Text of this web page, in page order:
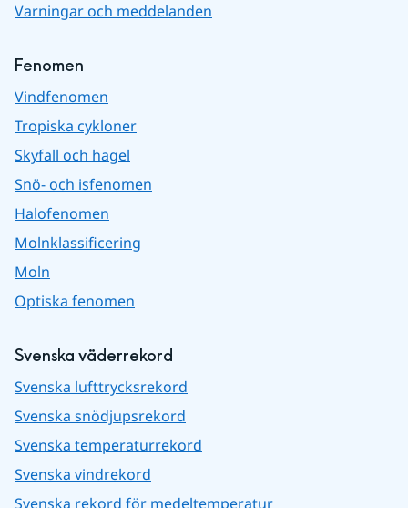
Varningar och meddelanden
Fenomen
Vindfenomen
Tropiska cykloner
Skyfall och hagel
Snö- och isfenomen
Halofenomen
Molnklassificering
Moln
Optiska fenomen
Svenska väderrekord
Svenska lufttrycksrekord
Svenska snödjupsrekord
Svenska temperaturrekord
Svenska vindrekord
Svenska rekord för medeltemperatur